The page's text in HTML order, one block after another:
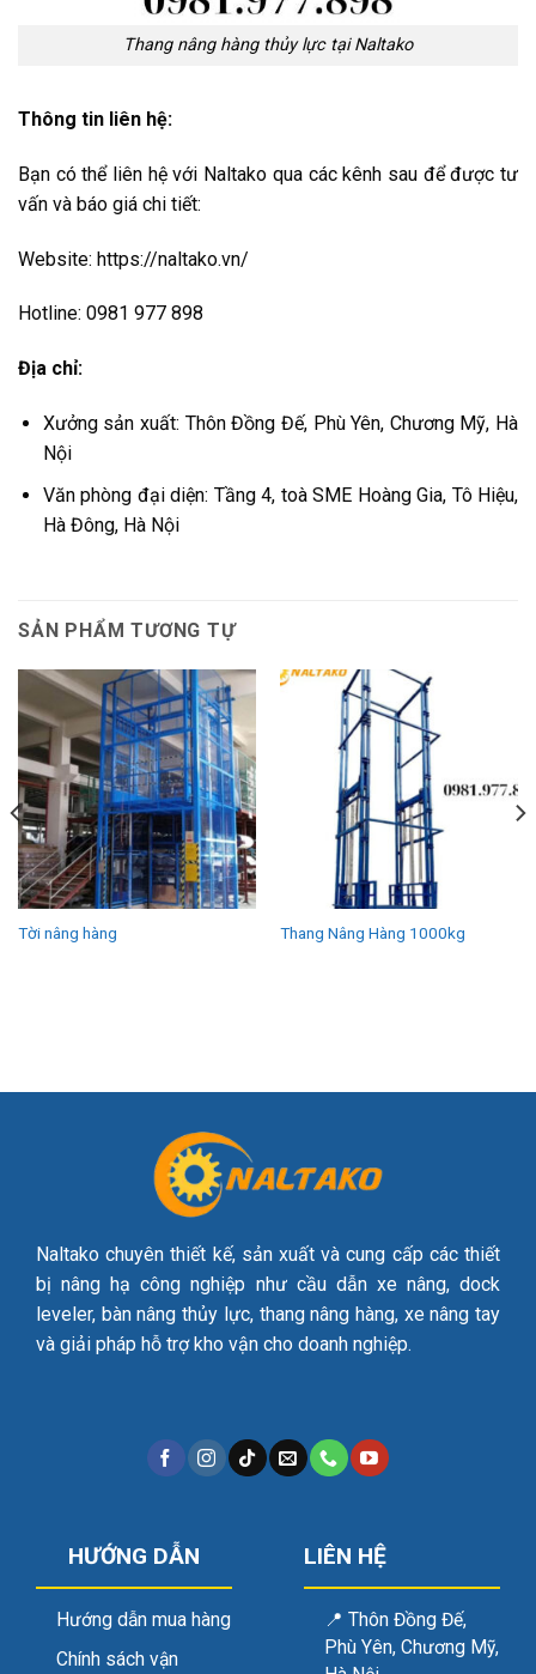
Thang nâng hàng thủy lực tại Naltako
Thông tin liên hệ:
Bạn có thể liên hệ với Naltako qua các kênh sau để được tư
vấn và báo giá chi tiết:
Website: https://naltako.vn/
Hotline: 0981 977 898
Địa chỉ:
Xưởng sản xuất: Thôn Đồng Đế, Phù Yên, Chương Mỹ, Hà
Nội
Văn phòng đại diện: Tầng 4, toà SME Hoàng Gia, Tô Hiệu,
Hà Đông, Hà Nội
SẢN PHẨM TƯƠNG TỰ
Tời nâng hàng Thang Nâng Hàng 1000kg
Naltako chuyên thiết kế, sản xuất và cung cấp các thiết
bị nâng hạ công nghiệp như cầu dẫn xe nâng, dock
leveler, bàn nâng thủy lực, thang nâng hàng, xe nâng tay
và giải pháp hỗ trợ kho vận cho doanh nghiệp.
HƯỚNG DẪN
Hướng dẫn mua hàng
Chính sách vận
LIÊN HỆ
📍 Thôn Đồng Đế,
Phù Yên, Chương Mỹ,